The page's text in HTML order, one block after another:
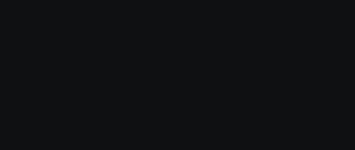
identyfikacja
za
cyfrowego i:
lub łączenia
ograniczonych